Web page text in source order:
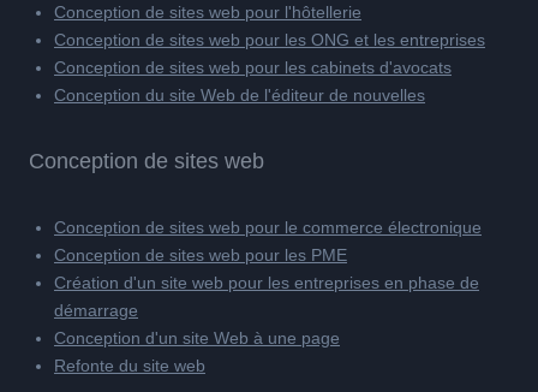
Conception de sites web pour l'hôtellerie
Conception de sites web pour les ONG et les entreprises
Conception de sites web pour les cabinets d'avocats
Conception du site Web de l'éditeur de nouvelles
Conception de sites web
Conception de sites web pour le commerce électronique
Conception de sites web pour les PME
Création d'un site web pour les entreprises en phase de
démarrage
Conception d'un site Web à une page
Refonte du site web